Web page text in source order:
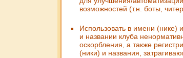
возможностей (т.н. боты,
Использовать в имени (нике)
и названии клуба
оскорбления, а также
(ники) и названия,